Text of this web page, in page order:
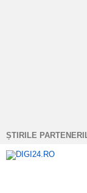
ȘTIRILE